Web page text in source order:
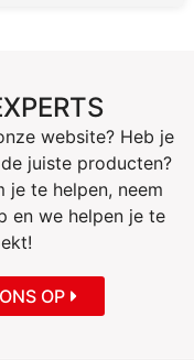
website? Heb je
juiste producten?
je te helpen, neem
en we helpen je te
OP